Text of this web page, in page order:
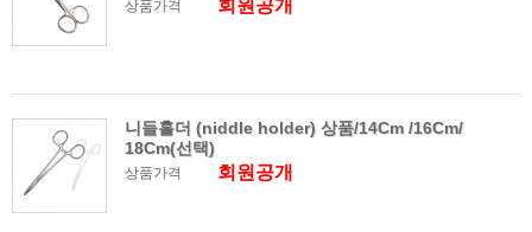
상품가격 회원공개
니들홀더 (niddle holder) 상품/14Cm /16Cm/
18Cm(선택)
상품가격 회원공개